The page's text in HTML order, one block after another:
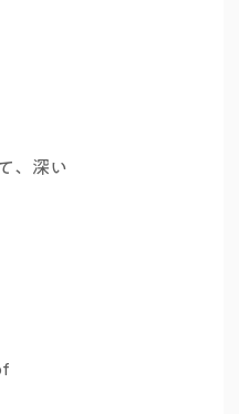
、深い